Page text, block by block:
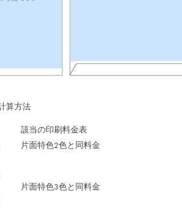
算方法
該当の印刷料金表
片面特色2色と同料金
片面特色3色と同料金